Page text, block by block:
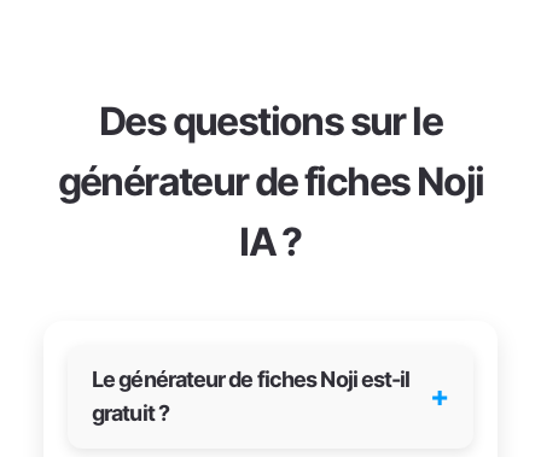
Des questions sur le
générateur de fiches Noji
IA ?
Le générateur de fiches Noji est-il
gratuit ?
+